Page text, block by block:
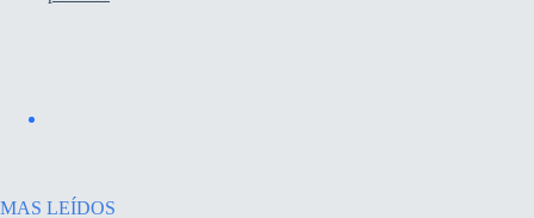
MAS LEÍDOS